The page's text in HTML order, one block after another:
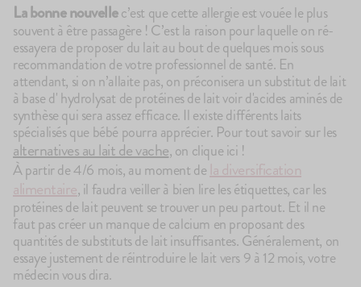
La bonne nouvellec’est que cette allergie est vouée le plus
souvent à être passagère ! C’est la raison pour laquelle on ré-
essayera de proposer du lait au bout de quelques mois sous
recommandation de votre professionnel de santé. En
attendant, si on n’allaite pas, on préconisera un substitut de lait
à base d' hydrolysat de protéines de lait voir d'acides aminés de
synthèse qui sera assez efficace. Il existe différents laits
spécialisés que bébé pourra apprécier. Pour tout savoir sur les
alternatives au lait de vache, on clique ici !
À partir de 4/6 mois, au moment dela diversification
alimentaire, il faudra veiller à bien lire les étiquettes, car les
protéines de lait peuvent se trouver un peu partout. Et il ne
faut pas créer un manque de calcium en proposant des
quantités de substituts de lait insuffisantes. Généralement, on
essaye justement de réintroduire le lait vers 9 à 12 mois, votre
médecin vous dira.